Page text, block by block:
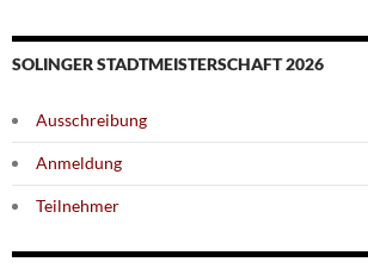
SOLINGER STADTMEISTERSCHAFT 2026
Ausschreibung
Anmeldung
Teilnehmer